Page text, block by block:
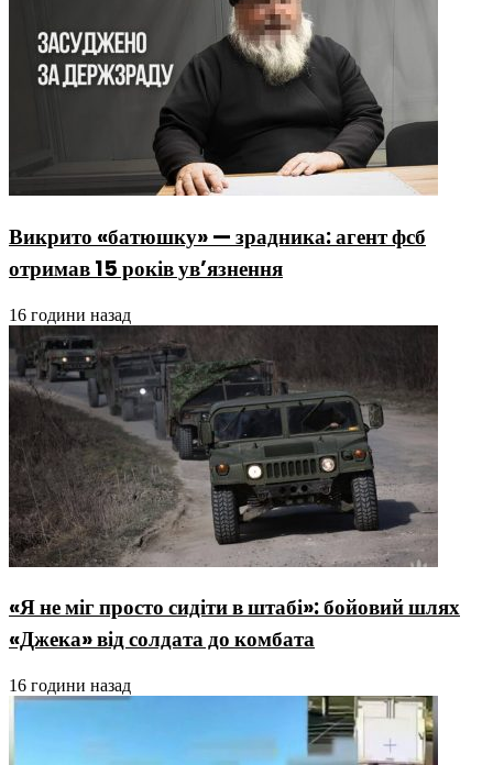
Викрито «батюшку» — зрадника: агент фсб
отримав 15 років ув’язнення
16 години назад
«Я не міг просто сидіти в штабі»: бойовий шлях
«Джека» від солдата до комбата
16 години назад